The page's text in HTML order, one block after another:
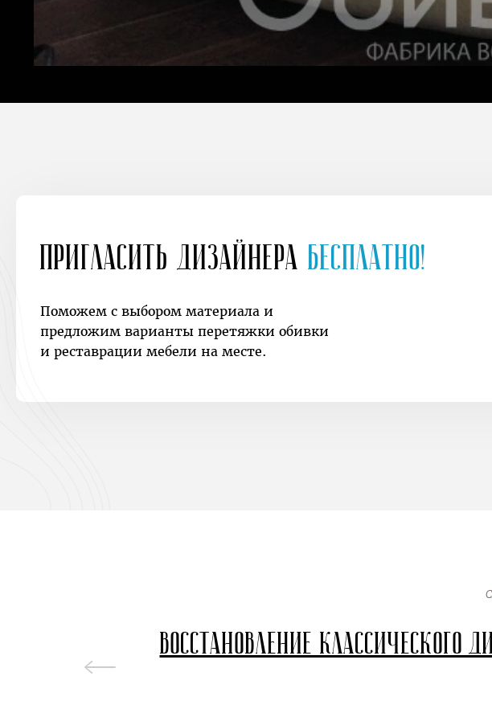
Пригласить дизайнера Бесплатно!
Поможем с выбором материала и
предложим варианты перетяжки обивки
и реставрации мебели на месте.
Восстановление